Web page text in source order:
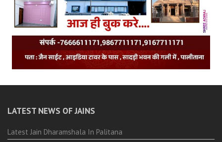
LATEST NEWS OF JAINS
Latest Jain Dharamshala In Palitana